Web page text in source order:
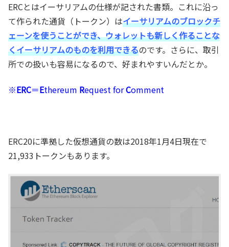
ERCとはイーサリアムの仕様が記された書類。これに沿っ
て作られた通貨（トークン）はイーサリアムのブロックチ
ェーンを使うことができ、ウォレットも新しく作ることな
くイーサリアムのものを利用できるのです。さらに、取引
所での扱いも容易になるので、好まれやすいんだとか。
※ERC＝Ethereum Request forComment
ERC20に準拠した仮想通貨の数は2018年1月4日現在で
21,933トークンもあります。